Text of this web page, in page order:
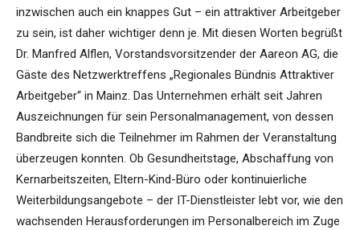
inzwischen auch ein knappes Gut – ein attraktiver Arbeitgeber
zu sein, ist daher wichtiger denn je. Mit diesen Worten begrüßt
Dr. Manfred Alflen, Vorstandsvorsitzender der Aareon AG, die
Gäste des Netzwerktreffens „Regionales Bündnis Attraktiver
Arbeitgeber“ in Mainz. Das Unternehmen erhält seit Jahren
Auszeichnungen für sein Personalmanagement, von dessen
Bandbreite sich die Teilnehmer im Rahmen der Veranstaltung
überzeugen konnten. Ob Gesundheitstage, Abschaffung von
Kernarbeitszeiten, Eltern-Kind-Büro oder kontinuierliche
Weiterbildungsangebote – der IT-Dienstleister lebt vor, wie den
wachsenden Herausforderungen im Personalbereich im Zuge